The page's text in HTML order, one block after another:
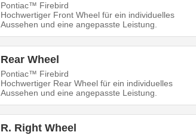
Pontiac™ Firebird
Hochwertiger Front Wheel für ein individuelles
Aussehen und eine angepasste Leistung.
Rear Wheel
Pontiac™ Firebird
Hochwertiger Rear Wheel für ein individuelles
Aussehen und eine angepasste Leistung.
R. Right Wheel